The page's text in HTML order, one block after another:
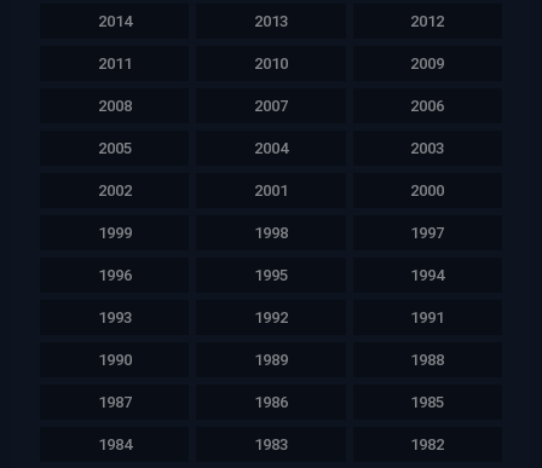
2014 2013 2012
2011 2010 2009
2008 2007 2006
2005 2004 2003
2002 2001 2000
1999 1998 1997
1996 1995 1994
1993 1992 1991
1990 1989 1988
1987 1986 1985
1984 1983 1982